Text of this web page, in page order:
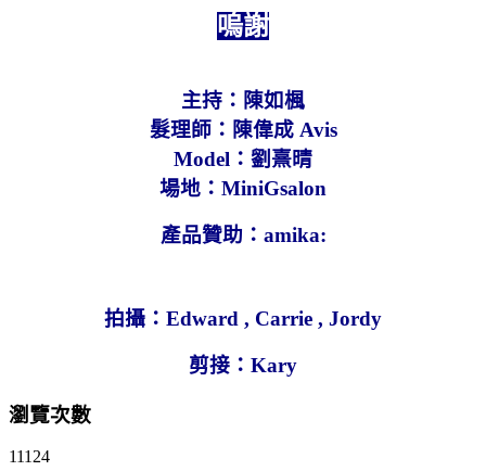
嗚謝
主持：陳如楓
髮理師：陳偉成 Avis
Model：劉熹晴
場地：MiniGsalon
產品贊助：amika:
拍攝： Edward , Carrie , Jordy
剪接： Kary
瀏覽次數
11124